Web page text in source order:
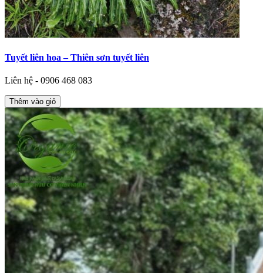
Tuyết liên hoa – Thiên sơn tuyết liên
Liên hệ - 0906 468 083
Thêm vào giỏ